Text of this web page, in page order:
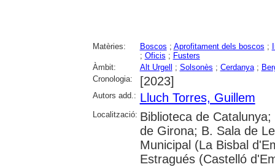
Matèries: Boscos ; Aprofitament dels boscos ;
; Oficis ; Fusters
Àmbit:
Alt Urgell ; Solsonès ; Cerdanya;
Cronologia:
[2023]
Autors add.: Lluch Torres, Guillem
Localització: Biblioteca de
de Girona; B. Sala de
Municipal (La Bisbal
Estragués (Castelló